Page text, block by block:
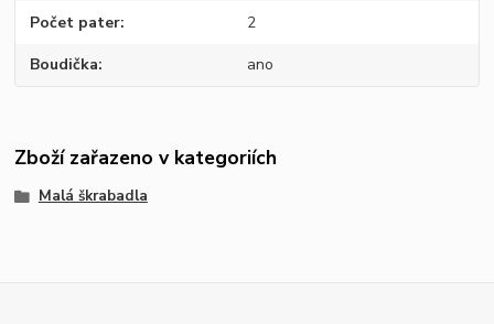
Počet pater 2
Boudička ano
Zboží zařazeno v kategoriích
Malá škrabadla